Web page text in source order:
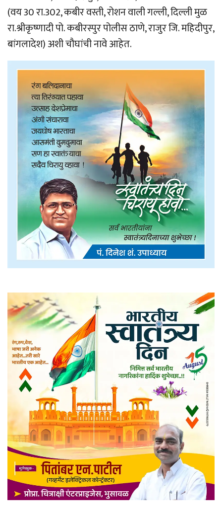
(वय 30 रा.302, कबीर वस्ती, रोशन वाली गल्ली, दिल्ली मुळ
रा.श्रीकृष्णादी पो. कबीरस्पुर पोलीस ठाणे, राजुर जि. महिदीपुर,
बांगलादेश) अशी चौघांची नावे आहेत.